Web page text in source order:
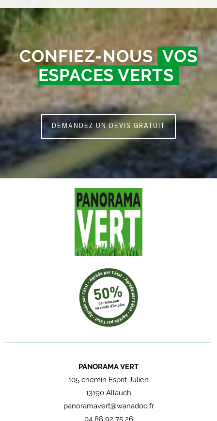
CONFIEZ-NOUS VOS
ESPACES VERTS
DEMANDEZ UN DEVIS GRATUIT
PANORAMA VERT
105 chemin Esprit Julien
13190 Allauch
panoramavert@wanadoo.fr
04 88 92 75 26